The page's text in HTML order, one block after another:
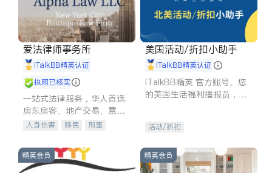
爱法律师事务所
iTalkBB精英认证
执照已核实
一站式法律服务，华人首选.
房东房客、地产交易、意外
伤害、车祸重伤、商业诉
建筑合同、刑事案件全包办
人身伤害 移民
刑事
信托/遗嘱
商业
索赔
律师-其它 保释
美国活动/折扣小助手
iTalkBB精英认证
iTalkBB精英 官方账号。您
的美国生活福利播报员，精
专属福利。
活动/折扣
精英会员 精英会员